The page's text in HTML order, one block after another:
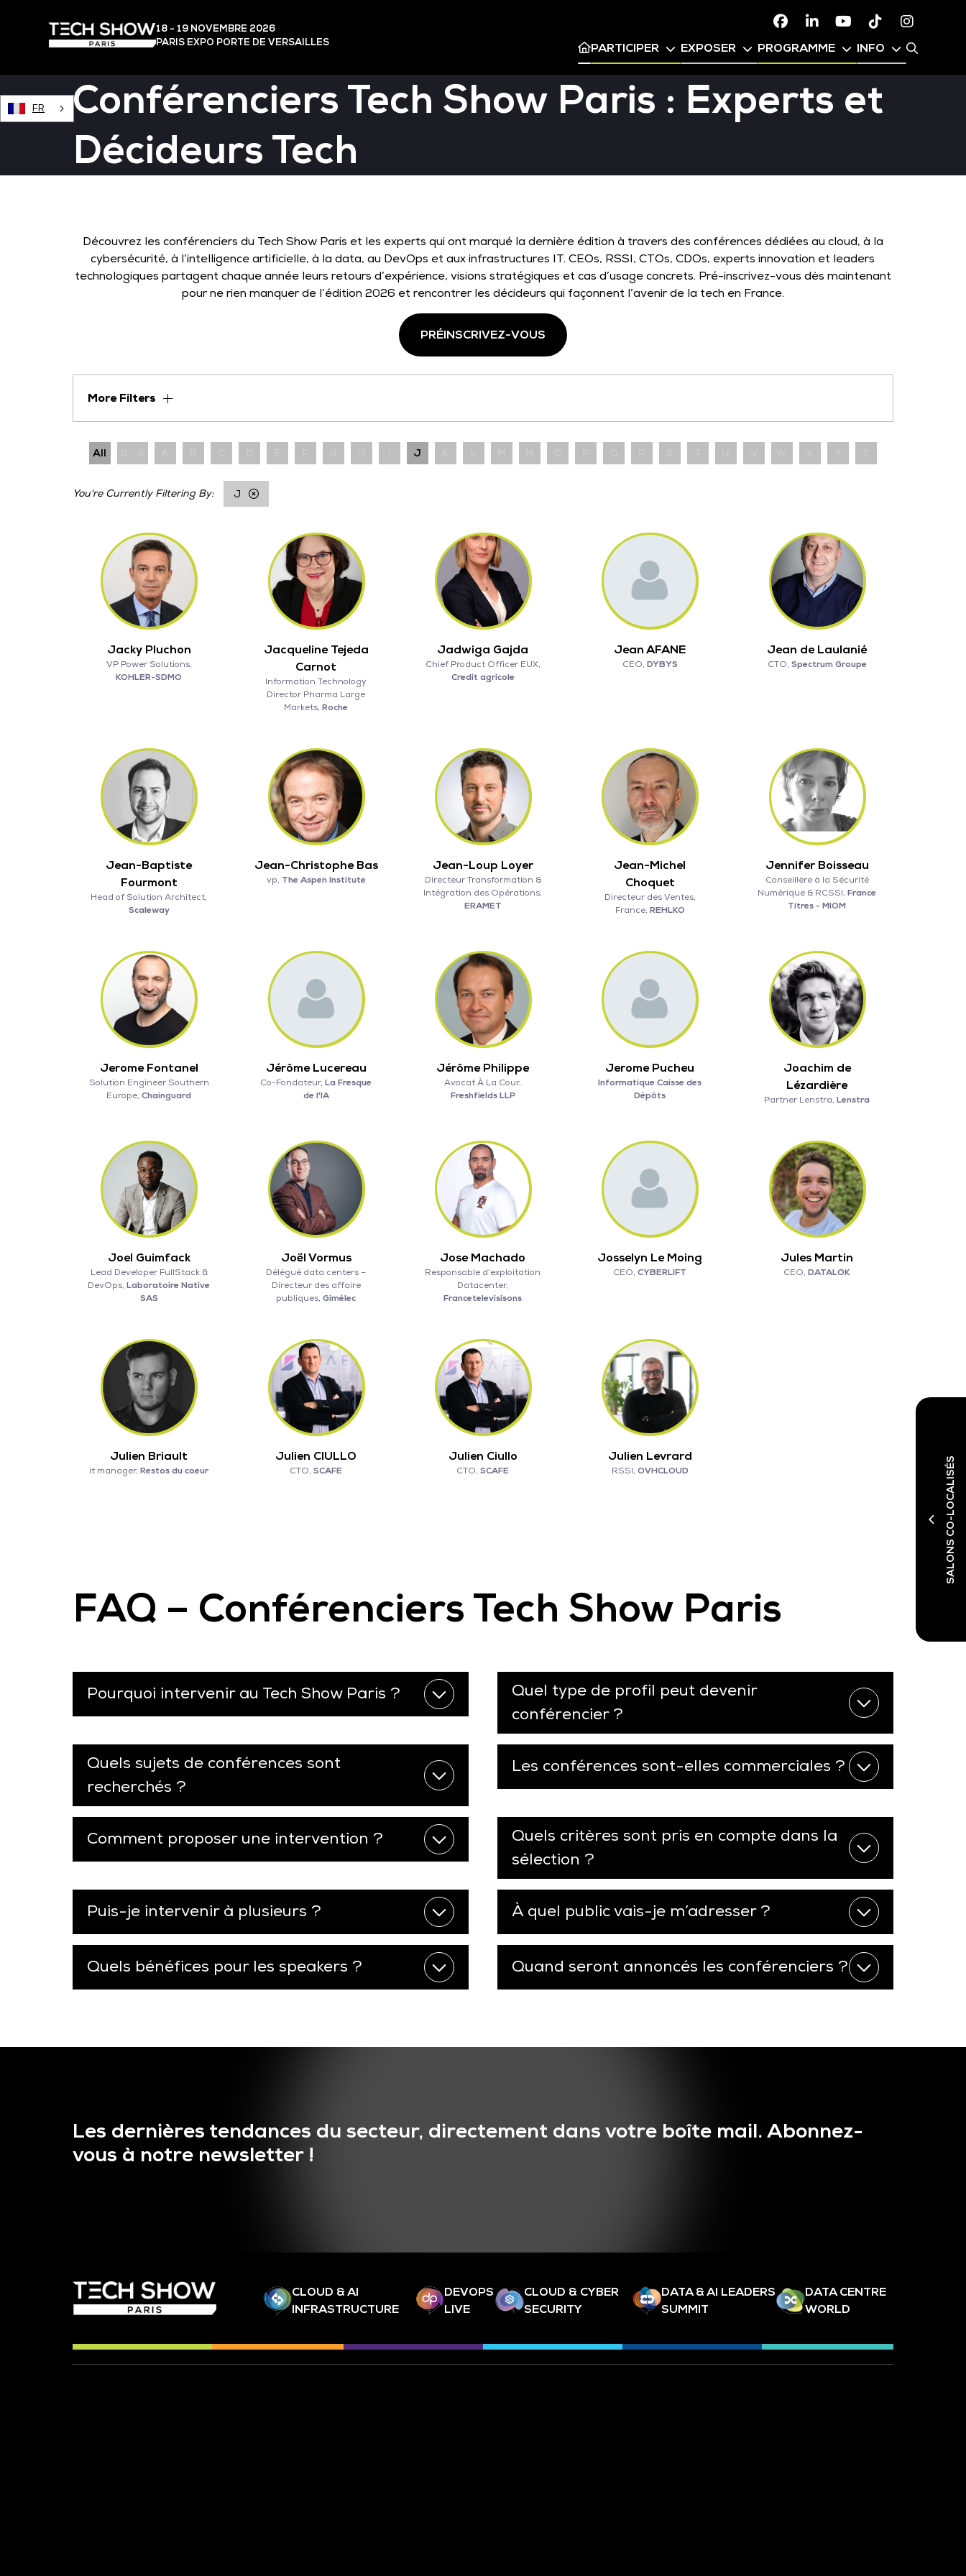
18 - 19 NOVEMBRE 2026
PARIS EXPO PORTE DE VERSAILLES
FacebookLinkedinYoutubeTikTok
PARTICIPER EXPOSER PROGRAMME INFO
FR
SALONS CO-LOCALISÉS
Conférenciers Tech Show Paris : Experts et
Décideurs Tech
Découvrez les conférenciers du Tech Show Paris et les experts qui ont marqué la dernière édition à travers des conférences dédiées au cloud, à la
cybersécurité, à l’intelligence artificielle, à la data, au DevOps et aux infrastructures IT. CEOs, RSSI, CTOs, CDOs, experts innovation et leaders
technologiques partagent chaque année leurs retours d’expérience, visions stratégiques et cas d’usage concrets. Pré-inscrivez-vous dès maintenant
pour ne rien manquer de l’édition 2026 et rencontrer les décideurs qui façonnent l’avenir de la tech en France.
PRÉINSCRIVEZ-VOUS
More Filters
All J
J
Jacky Pluchon
VP Power Solutions,
KOHLER-SDMO
Jacqueline Tejeda
Carnot
Information Technology
Director Pharma Large
Markets, Roche
Jadwiga Gajda
Chief Product Officer EUX,
Credit agricole
Jean AFANE
CEO, DYBYS
Jean de Laulanié
CTO, Spectrum Groupe
Jean-Baptiste
Fourmont
Head of Solution Architect,
Scaleway
Jean-Christophe Bas
vp, The Aspen Institute
Jean-Loup Loyer
Directeur Transformation &
Intégration des Opérations,
ERAMET
Jean-Michel
Choquet
Directeur des Ventes,
France, REHLKO
Jennifer Boisseau
Conseillère à la Sécurité
Numérique & RCSSI,France
Titres - MIOM
Jerome Fontanel
Solution Engineer Southern
Europe,Chainguard
Jérôme Lucereau
Co-Fondateur, La Fresque
de l'IA
Jérôme Philippe
Avocat À La Cour,
Freshfields LLP
Jerome Pucheu
Informatique Caisse des
Dépôts
Joachim de
Lézardière
Partner Lenstra,Lenstra
Joel Guimfack
Lead Developer FullStack &
DevOps,Laboratoire Native
SAS
Joël Vormus
Délégué data centers –
Directeur des affaire
publiques, Gimélec
Jose Machado
Responsable d’exploitation
Datacenter,
Francetelevisisons
Josselyn Le Moing
CEO,CYBERLIFT
Jules Martin
CEO,DATALOK
Julien Briault
it manager,Restos du coeur
Julien CIULLO
CTO, SCAFE
Julien Ciullo
CTO,SCAFE
Julien Levrard
RSSI, OVHCLOUD
FAQ – Conférenciers Tech Show Paris
Pourquoi intervenir au Tech Show Paris ?
Quel type de profil peut devenir
conférencier ?
Quels sujets de conférences sont
recherchés ?
Les conférences sont-elles commerciales ?
Comment proposer une intervention ?
Quels critères sont pris en compte dans la
sélection ?
Puis-je intervenir à plusieurs ? À quel public vais-je m’adresser ?
Quels bénéfices pour les speakers ? Quand seront annoncés les conférenciers ?
Les dernières tendances du secteur, directement dans votre boîte mail. Abonnez-
vous à notre newsletter !
CLOUD & AI
INFRASTRUCTURE
DEVOPS
LIVE
CLOUD & CYBER
SECURITY
DATA & AI LEADERS
SUMMIT
DATA CENTRE
WORLD